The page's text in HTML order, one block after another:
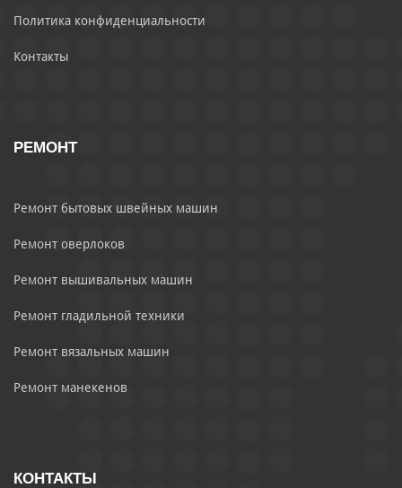
Политика конфиденциальности
Контакты
РЕМОНТ
Ремонт бытовых швейных машин
Ремонт оверлоков
Ремонт вышивальных машин
Ремонт гладильной техники
Ремонт вязальных машин
Ремонт манекенов
КОНТАКТЫ